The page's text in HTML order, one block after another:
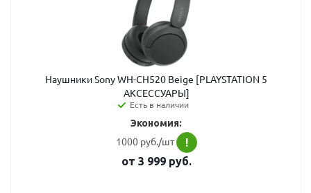
Наушники Sony WH-CH520 Beige [PLAYSTATION 5
АКСЕССУАРЫ]
Есть в наличии
Экономия:
1000 руб./шт
!
от 3 999руб.